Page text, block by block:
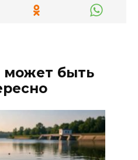
может быть